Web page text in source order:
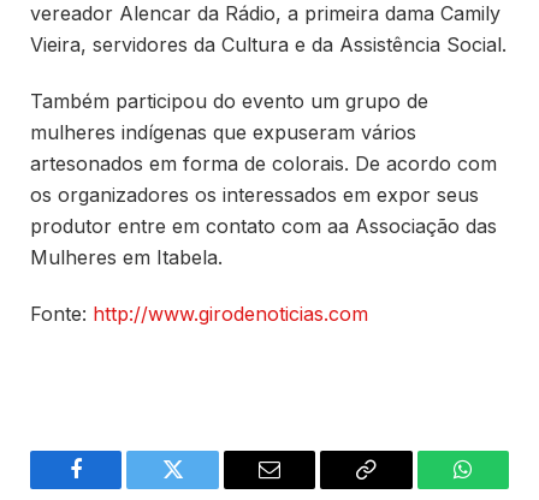
vereador Alencar da Rádio, a primeira dama Camily
Vieira, servidores da Cultura e da Assistência Social.
Também participou do evento um grupo de
mulheres indígenas que expuseram vários
artesonados em forma de colorais. De acordo com
os organizadores os interessados em expor seus
produtor entre em contato com aa Associação das
Mulheres em Itabela.
Fonte: http://www.girodenoticias.com
Facebook Twitter Email
Copy